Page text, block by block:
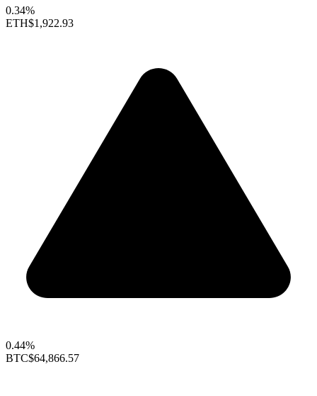
0.34%
ETH$1,922.93
0.44%
BTC$64,866.57